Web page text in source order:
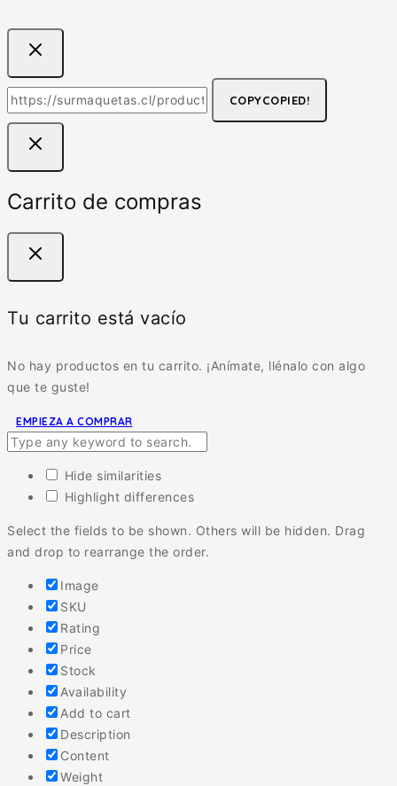
COPYCOPIED!
Carrito de compras
Tu carrito está vacío
No hay productos en tu carrito. ¡Anímate, llénalo con algo
que te guste!
EMPIEZA A COMPRAR
Hide similarities
Highlight differences
Select the fields to be shown. Others will be hidden. Drag
and drop to rearrange the order.
Image
SKU
Rating
Price
Stock
Availability
Add to cart
Description
Content
Weight